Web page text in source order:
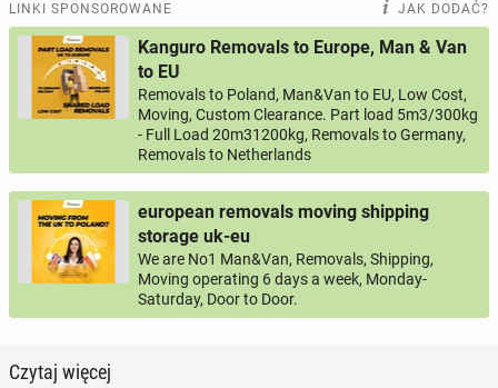
LINKI SPONSOROWANE JAK DODAĆ?
Kanguro Removals to Europe, Man & Van
to EU
Removals to Poland, Man&Van to EU, Low Cost,
Moving, Custom Clearance. Part load 5m3/300kg
- Full Load 20m31200kg, Removals to Germany,
Removals to Netherlands
european removals moving shipping
storage uk-eu
We are No1 Man&Van, Removals, Shipping,
Moving operating 6 days a week, Monday-
Saturday, Door to Door.
Czytaj więcej